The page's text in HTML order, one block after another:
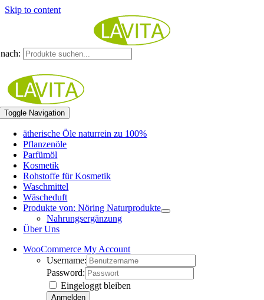
Skip to content
Toggle Navigation
ätherische Öle naturrein zu 100%
Pflanzenöle
Parfümöl
Kosmetik
Rohstoffe für Kosmetik
Waschmittel
Wäscheduft
Produkte von: Nöring Naturprodukte
Nahrungsergänzung
Über Uns
WooCommerce My Account
Username:
Password:
Eingeloggt bleiben